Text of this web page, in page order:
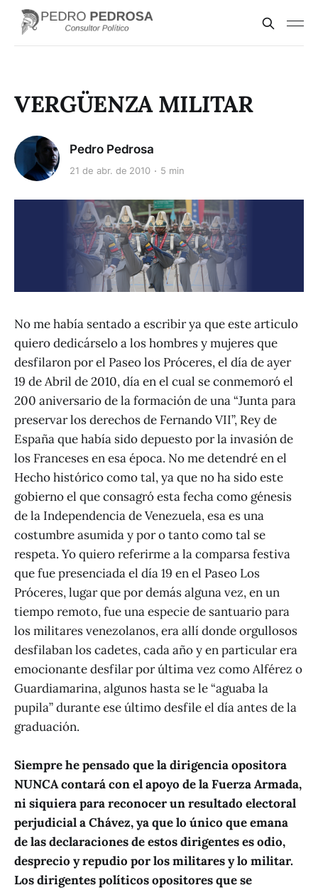
VERGÜENZA MILITAR
Pedro Pedrosa
21 de abr. de 2010 5 min
No me había sentado a escribir ya que este articulo
quiero dedicárselo a los hombres y mujeres que
desfilaron por el Paseo los Próceres, el día de ayer
19 de Abril de 2010, día en el cual se conmemoró el
200 aniversario de la formación de una “Junta para
preservar los derechos de Fernando VII”, Rey de
España que había sido depuesto por la invasión de
los Franceses en esa época. No me detendré en el
Hecho histórico como tal, ya que no ha sido este
gobierno el que consagró esta fecha como génesis
de la Independencia de Venezuela, esa es una
costumbre asumida y por o tanto como tal se
respeta. Yo quiero referirme a la comparsa festiva
que fue presenciada el día 19 en el Paseo Los
Próceres, lugar que por demás alguna vez, en un
tiempo remoto, fue una especie de santuario para
los militares venezolanos, era allí donde orgullosos
desfilaban los cadetes, cada año y en particular era
emocionante desfilar por última vez como Alférez o
Guardiamarina, algunos hasta se le “aguaba la
pupila” durante ese último desfile el día antes de la
graduación.
Siempre he pensado que la dirigencia opositora
NUNCA contará con el apoyo de la Fuerza Armada,
ni siquiera para reconocer un resultado electoral
perjudicial a Chávez, ya que lo único que emana
de las declaraciones de estos dirigentes es odio,
desprecio y repudio por los militares y lo militar.
Los dirigentes políticos opositores que se